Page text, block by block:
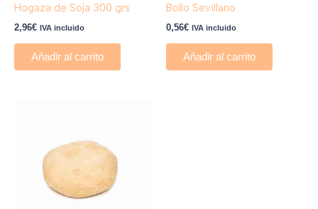
Hogaza de Soja 300 grs
2,96€ IVA incluido
Añadir al carrito
Bollo Sevillano
0,56€ IVA incluido
Añadir al carrito